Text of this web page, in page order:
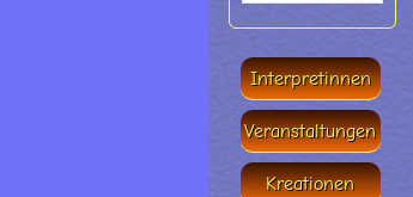
Interpretinnen
Veranstaltungen
Kreationen